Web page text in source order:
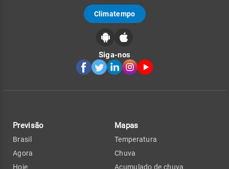
Climatempo
Siga-nos
Previsão
Brasil
Agora
Hoje
Mapas
Temperatura
Chuva
Acumulado de chuva